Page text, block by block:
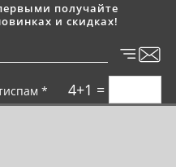
получайте
и скидках!
* 4+1 =